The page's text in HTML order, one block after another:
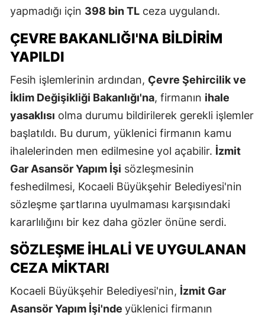
yapmadığı için 398 bin TL ceza uygulandı.
ÇEVRE BAKANLIĞI'NA BILDIRIM
YAPILDI
Fesih işlemlerinin ardından, Çevre Şehircilik ve
İklim Değişikliği Bakanlığı'na, firmanın ihale
yasaklısı olma durumu bildirilerek gerekli işlemler
başlatıldı. Bu durum, yüklenici firmanın kamu
ihalelerinden men edilmesine yol açabilir. İzmit
Gar Asansör Yapım İşi sözleşmesinin
feshedilmesi, Kocaeli Büyükşehir Belediyesi'nin
sözleşme şartlarına uyulmaması karşısındaki
kararlılığını bir kez daha gözler önüne serdi.
SÖZLEŞME İHLALI VE UYGULANAN
CEZA MIKTARI
Kocaeli Büyükşehir Belediyesi'nin, İzmit Gar
Asansör Yapım İşi'nde yüklenici firmanın